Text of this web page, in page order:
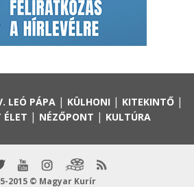
LEÓ PÁPA| KÜLHONI | KITEKINTŐ|
ÉLET | NÉZŐPONT | KULTÚRA
2015 © Magyar Kurír